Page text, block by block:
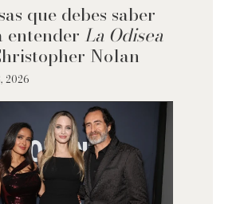
que debes saber
entender La Odisea
Nolan
2026